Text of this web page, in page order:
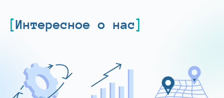
Интересное о нас